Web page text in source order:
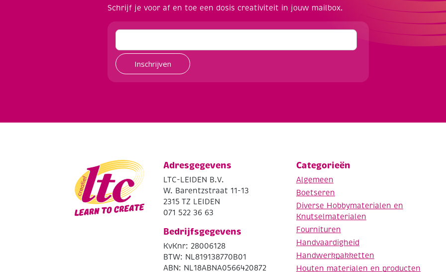
Schrijf je voor af en toe een dosis creativiteit in jouw mailbox.
Inschrijven
Adresgegevens
LTC-LEIDEN B.V.
W. Barentzstraat 11-13
2315 TZ LEIDEN
071 522 36 63
Bedrijfsgegevens
KvKnr: 28006128
BTW: NL819138770B01
ABN: NL18ABNA0566420872
Categorieën
Algemeen
Boetseren
Diverse Hobbymaterialen en
Knutselmaterialen
Fournituren
Handvaardigheid
Handwerkpakketten
Houten materialen en producten